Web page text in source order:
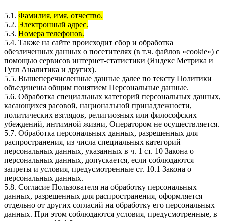
5.1. Фамилия, имя, отчество.
5.2. Электронный адрес.
5.3. Номера телефонов.
5.4. Также на сайте происходит сбор и обработка
обезличенных данных о посетителях (в т.ч. файлов «cookie») с
помощью сервисов интернет-статистики (Яндекс Метрика и
Гугл Аналитика и других).
5.5. Вышеперечисленные данные далее по тексту Политики
объединены общим понятием Персональные данные.
5.6. Обработка специальных категорий персональных данных,
касающихся расовой, национальной принадлежности,
политических взглядов, религиозных или философских
убеждений, интимной жизни, Оператором не осуществляется.
5.7. Обработка персональных данных, разрешенных для
распространения, из числа специальных категорий
персональных данных, указанных в ч. 1 ст. 10 Закона о
персональных данных, допускается, если соблюдаются
запреты и условия, предусмотренные ст. 10.1 Закона о
персональных данных.
5.8. Согласие Пользователя на обработку персональных
данных, разрешенных для распространения, оформляется
отдельно от других согласий на обработку его персональных
данных. При этом соблюдаются условия, предусмотренные, в